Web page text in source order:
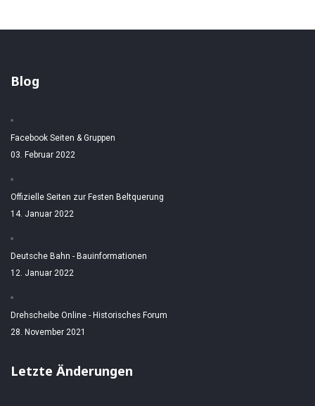
Blog
Facebook Seiten & Gruppen
03. Februar 2022
Offizielle Seiten zur Festen Beltquerung
14. Januar 2022
Deutsche Bahn - Bauinformationen
12. Januar 2022
Drehscheibe Online - Historisches Forum
28. November 2021
Letzte Änderungen